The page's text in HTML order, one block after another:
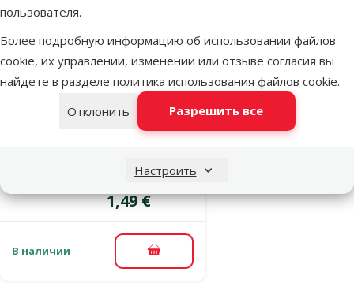
пользователя.
Более подробную информацию об использовании файлов
cookie, их управлении, изменении или отзыве согласия вы
найдете в разделе политика использования файлов cookie.
Отклонить
Разрешить все
Настроить
В корзину
Трава для
кошек – TRIXIE
(bag), 100 г
Оценка 0%
Цена
1,49 €
В наличии В корзину